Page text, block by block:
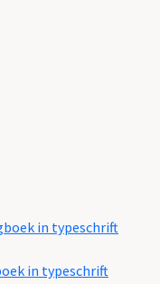
in typeschrift
in typeschrift